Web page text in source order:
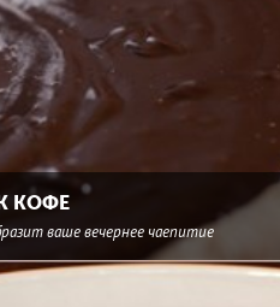
КОФЕ
ваше вечернее чаепитие